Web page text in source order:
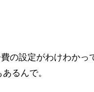
の設定がわけわかっ
るんで。